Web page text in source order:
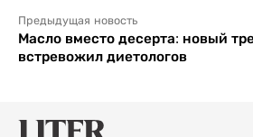
Предыдущая новость
Масло вместо десерта: новый
встревожил диетологов